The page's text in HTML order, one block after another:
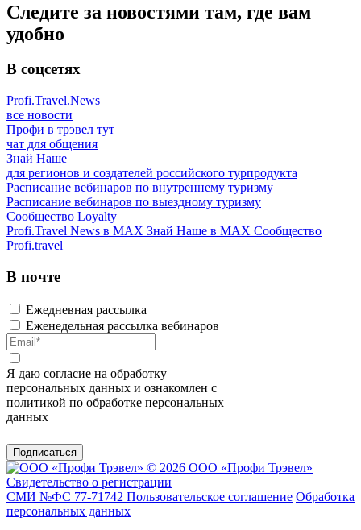
Следите за новостями там, где вам
удобно
В соцсетях
Profi.Travel.News
все новости
Профи в трэвел тут
чат для общения
Знай Наше
для регионов и создателей российского турпродукта
Расписание вебинаров по внутреннему туризму
Расписание вебинаров по выездному туризму
Сообщество Loyalty
Profi.Travel News в MAX Знай Наше в MAX Сообщество
Profi.travel
В почте
Ежедневная рассылка
Еженедельная рассылка вебинаров
Я даю согласие на обработку
персональных данных и ознакомлен с
политикой по обработке персональных
данных
Подписаться
© 2026 ООО «Профи Трэвeл»
Свидетельство о регистрации
СМИ №ФС 77-71742 Пользовательское соглашение Обработка
персональных данных